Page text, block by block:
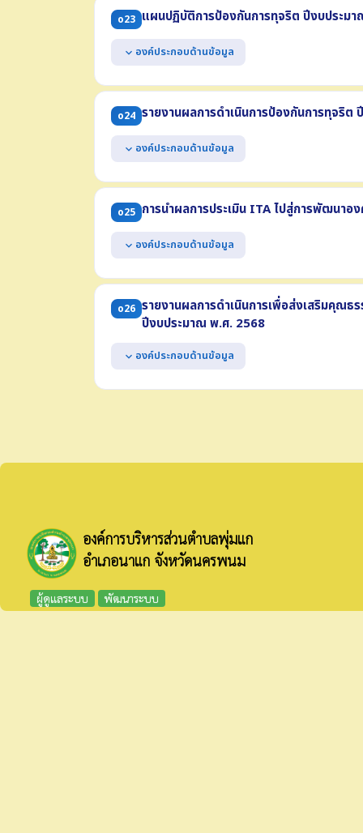
(3) ผลการดำเนินการตามมาตรการหรือการจัดการความเ
o23 แผนปฏิบัติการป้องกันการทุจริต ปีงบประม
expand_more องค์ประกอบด้านข้อมูล
แสดงแผนปฏิบัติการป้องกันการทุจริตที่มีวัตถุประสง
(1) มาตรการ หรือโครงการ หรือกิจกรรม
(2) งบประมาณแต่ละมาตรการ/โครงการ/กิจกรรม
(3) ช่วงระยะเวลาดำเนินการ
เป็นแผนที่มีระยะเวลาบังคับใช้ครอบคลุมปี พ.ศ. 2569
o24 รายงานผลการดำเนินการป้องกันการทุจริ
expand_more องค์ประกอบด้านข้อมูล
แสดงผลการดำเนินการป้องกันการทุจริต ปี พ.ศ.
(1) มาตรการ/โครงการ/กิจกรรม (2) ผลการดำเนินงาน
(3) ผลการใช้จ่ายงบประมาณ (4) ช่วงระยะเวลาในการดำเ
o25 การนำผลการประเมิน ITA ไปสู่การพัฒนาอ
expand_more องค์ประกอบด้านข้อมูล
แสดงการวิเคราะห์ผลการประเมิน ITA ในปี พ.ศ.
แสดงการนำผลการวิเคราะห์ไปสู่การปรับปรุง หรือ
(1) มาตรการ/โครงการ/กิจกรรม (2) ผลการวิเคราะห์ตั
o26 รายงานผลการดำเนินการเพื่อส่งเสริมคุณธ
ปีงบประมาณ พ.ศ. 2568
expand_more องค์ประกอบด้านข้อมูล
แสดงผลการดำเนินการเพื่อส่งเสริมคุณธรรมและคว
(5) ผลการดำเนินการ (output) (6) ผลลัพธ์หรือผลสัม
องค์การบริหารส่วนตำบลพุ่มแก
อำเภอนาแก จังหวัดนครพนม
ผู้ดูแลระบบ พัฒนาระบบ